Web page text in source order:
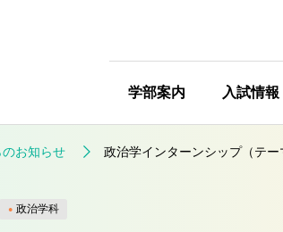
学部案内 入試情報
お知らせ 政治学インターンシップ（テ
政治学科